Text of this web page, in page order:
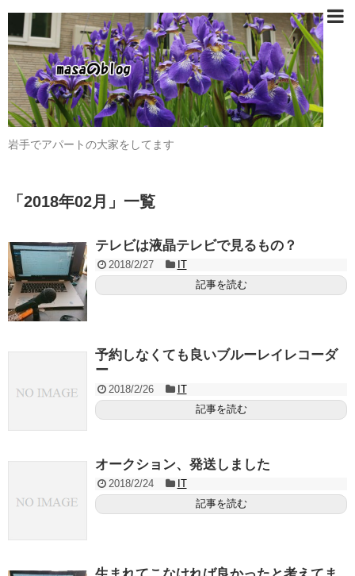
岩手でアパートの大家をしてます
「2018年02月 」 一覧
テレビは液晶テレビで見るもの？
2018/2/27
IT
記事を読む
予約しなくても良いブルーレイレコーダ
ー
2018/2/26
IT
記事を読む
オークション、発送しました
2018/2/24
IT
記事を読む